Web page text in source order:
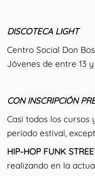
DISCOTECA LIGHT
Centro Social Don
Jóvenes de entre 13 y
CON INSCRIPCIÓN
Casi todos los cursos
período estival,
HIP-HOP FUNK
realizando en la